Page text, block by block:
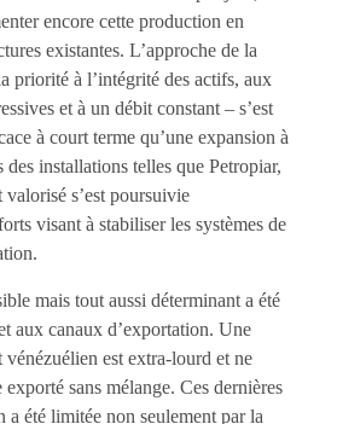
encore cette production en
existantes. L’approche de la
priorité à l’intégrité des actifs, aux
et à un débit constant – s’est
à court terme qu’une expansion à
des installations telles que Petropiar,
s’est poursuivie
visant à stabiliser les systèmes de
mais tout aussi déterminant a été
aux canaux d’exportation. Une
vénézuélien est extra-lourd et ne
exporté sans mélange. Ces dernières
a été limitée non seulement par la